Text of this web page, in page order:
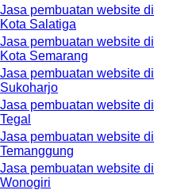
Jasa pembuatan website di
Kota Salatiga
Jasa pembuatan website di
Kota Semarang
Jasa pembuatan website di
Sukoharjo
Jasa pembuatan website di
Tegal
Jasa pembuatan website di
Temanggung
Jasa pembuatan website di
Wonogiri